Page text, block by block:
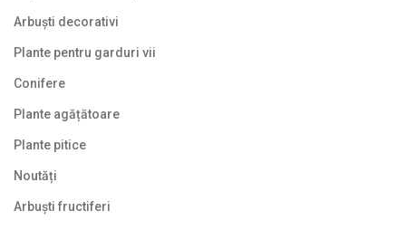
Arbuști decorativi
Plante pentru garduri vii
Conifere
Plante agățătoare
Plante pitice
Noutăți
Arbuști fructiferi